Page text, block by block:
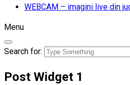
WEBCAM – imagini live din
Menu
Search for:
Post Widget 1